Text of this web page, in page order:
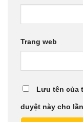
Trang web
Lưu tên của
duyệt này cho